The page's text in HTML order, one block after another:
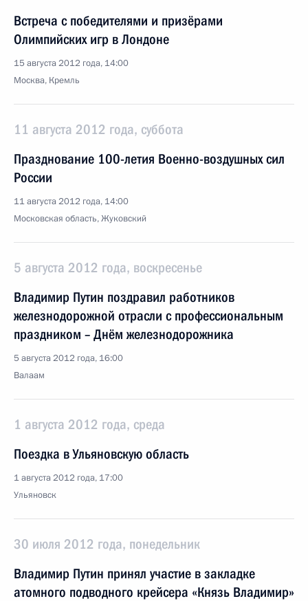
Встреча с победителями и призёрами
Олимпийских игр в Лондоне
15 августа 2012 года, 14:00
Москва, Кремль
11 августа 2012 года, суббота
Празднование 100-летия Военно-воздушных сил
России
11 августа 2012 года, 14:00
Московская область, Жуковский
5 августа 2012 года, воскресенье
Владимир Путин поздравил работников
железнодорожной отрасли с профессиональным
праздником – Днём железнодорожника
5 августа 2012 года, 16:00
Валаам
1 августа 2012 года, среда
Поездка в Ульяновскую область
1 августа 2012 года, 17:00
Ульяновск
30 июля 2012 года, понедельник
Владимир Путин принял участие в закладке
атомного подводного крейсера «Князь Владимир»